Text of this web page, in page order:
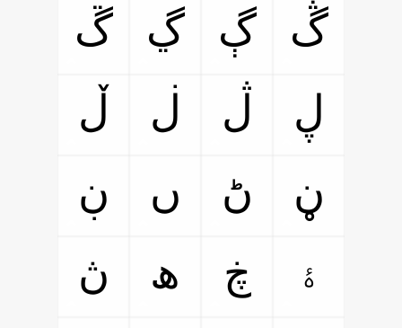
ڱ
ڲ ڳ
ڴ
ڵ
ڶ ڷ
ڸ
ڹ
ں ڻ
ڼ
ڽ
ھ ڿ
ۀ